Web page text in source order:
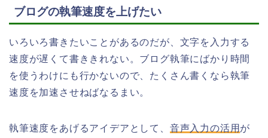
ブログの執筆速度を上げたい
いろいろ書きたいことがあるのだが、文字を入力する
速度が遅くて書ききれない。ブログ執筆にばかり時間
を使うわけにも行かないので、たくさん書くなら執筆
速度を加速させねばなるまい。
執筆速度をあげるアイデアとして、 音声入力の活用 が